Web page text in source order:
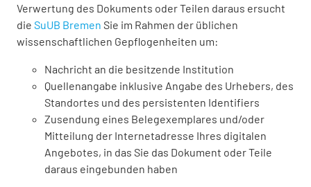
Verwertung des Dokuments oder Teilen daraus ersucht
die SuUB Bremen Sie im Rahmen der üblichen
wissenschaftlichen Gepflogenheiten um:
Nachricht an die besitzende Institution
Quellenangabe inklusive Angabe des Urhebers, des
Standortes und des persistenten Identifiers
Zusendung eines Belegexemplares und/oder
Mitteilung der Internetadresse Ihres digitalen
Angebotes, in das Sie das Dokument oder Teile
daraus eingebunden haben